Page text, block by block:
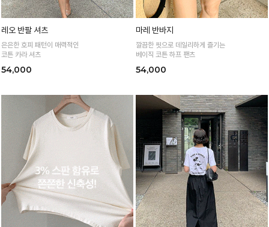
레오 반팔 셔츠
은은한 호피 패턴이 매력적인
코튼 카라 셔츠
54,000
마레 반바지
깔끔한 핏으로 데일리하게 즐기는
베이직 코튼 하프 팬츠
54,000